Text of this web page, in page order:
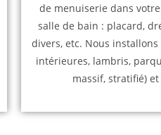
de menuiserie dans
salle de bain : placard,
divers, etc. Nous
intérieures, lambris,
massif, stratifié)